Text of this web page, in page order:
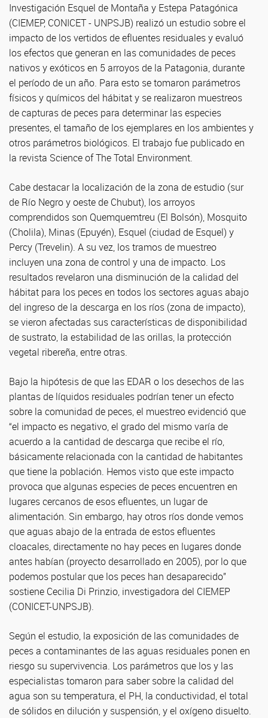
Investigación Esquel de Montaña y Estepa Patagónica
(CIEMEP, CONICET - UNPSJB) realizó un estudio sobre el
impacto de los vertidos de efluentes residuales y evaluó
los efectos que generan en las comunidades de peces
nativos y exóticos en 5 arroyos de la Patagonia, durante
el período de un año. Para esto se tomaron parámetros
físicos y químicos del hábitat y se realizaron muestreos
de capturas de peces para determinar las especies
presentes, el tamaño de los ejemplares en los ambientes y
otros parámetros biológicos. El trabajo fue publicado en
la revista Science of The Total Environment.
Cabe destacar la localización de la zona de estudio (sur
de Río Negro y oeste de Chubut), los arroyos
comprendidos son Quemquemtreu (El Bolsón), Mosquito
(Cholila), Minas (Epuyén), Esquel (ciudad de Esquel) y
Percy (Trevelin). A su vez, los tramos de muestreo
incluyen una zona de control y una de impacto. Los
resultados revelaron una disminución de la calidad del
hábitat para los peces en todos los sectores aguas abajo
del ingreso de la descarga en los ríos (zona de impacto),
se vieron afectadas sus características de disponibilidad
de sustrato, la estabilidad de las orillas, la protección
vegetal ribereña, entre otras.
Bajo la hipótesis de que las EDAR o los desechos de las
plantas de líquidos residuales podrían tener un efecto
sobre la comunidad de peces, el muestreo evidenció que
“el impacto es negativo, el grado del mismo varía de
acuerdo a la cantidad de descarga que recibe el río,
básicamente relacionada con la cantidad de habitantes
que tiene la población. Hemos visto que este impacto
provoca que algunas especies de peces encuentren en
lugares cercanos de esos efluentes, un lugar de
alimentación. Sin embargo, hay otros ríos donde vemos
que aguas abajo de la entrada de estos efluentes
cloacales, directamente no hay peces en lugares donde
antes habían (proyecto desarrollado en 2005), por lo que
podemos postular que los peces han desaparecido”
sostiene Cecilia Di Prinzio, investigadora del CIEMEP
(CONICET-UNPSJB).
Según el estudio, la exposición de las comunidades de
peces a contaminantes de las aguas residuales ponen en
riesgo su supervivencia. Los parámetros que los y las
especialistas tomaron para saber sobre la calidad del
agua son su temperatura, el PH, la conductividad, el total
de sólidos en dilución y suspensión, y el oxígeno disuelto.